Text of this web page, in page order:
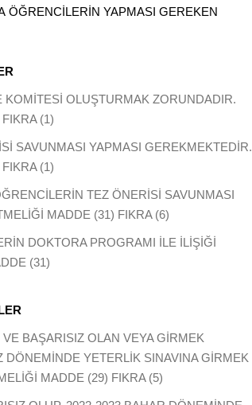
ÖĞRENCİLERİN YAPMASI GEREKEN
KOMİTESİ OLUŞTURMAK ZORUNDADIR.
(1)
SAVUNMASI YAPMASI GEREKMEKTEDİR.
(1)
TEZ ÖNERİSİ SAVUNMASI
MADDE (31) FIKRA (6)
DOKTORA PROGRAMI İLE İLİŞİĞİ
(31)
BAŞARISIZ OLAN VEYA GİRMEK
YETERLİK SINAVINA GİRMEK
MADDE (29) FIKRA (5)